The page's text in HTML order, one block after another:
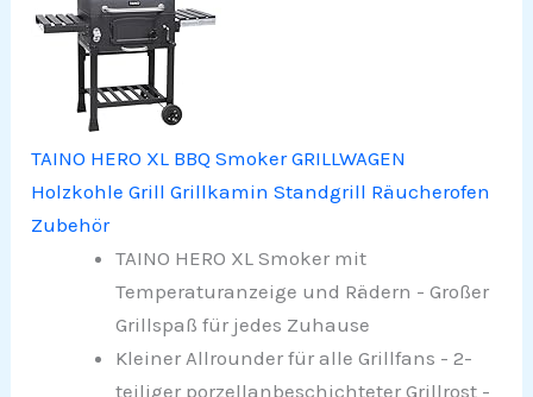
TAINO HERO XL BBQ Smoker GRILLWAGEN
Holzkohle Grill Grillkamin Standgrill Räucherofen
Zubehör
TAINO HERO XL Smoker mit
Temperaturanzeige und Rädern - Großer
Grillspaß für jedes Zuhause
Kleiner Allrounder für alle Grillfans - 2-
teiliger porzellanbeschichteter Grillrost -